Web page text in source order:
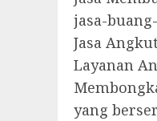
jasa-
Jasa
Layanan
yang